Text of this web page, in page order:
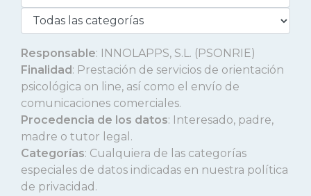
Responsable: INNOLAPPS, S.L. (PSONRIE)
Finalidad: Prestación de servicios de orientación
psicológica on line, así como el envío de
comunicaciones comerciales.
Procedencia de los datos: Interesado, padre,
madre o tutor legal.
Categorías: Cualquiera de las categorías
especiales de datos indicadas en nuestra política
de privacidad.